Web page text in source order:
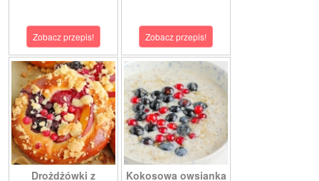
Zobacz przepis! Zobacz przepis!
Drożdżówki z
Kokosowa owsianka